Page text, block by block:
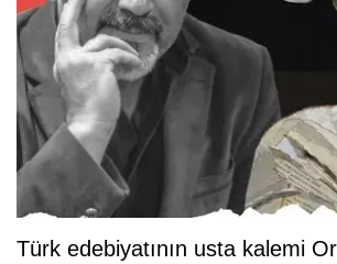
Türk edebiyatının usta kalemi